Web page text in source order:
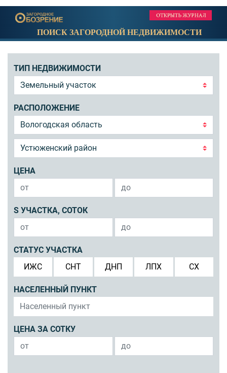
ПОИСК ЗАГОРОДНОЙ НЕДВИЖИМОСТИ
ТИП НЕДВИЖИМОСТИ
РАСПОЛОЖЕНИЕ
ЦЕНА
S УЧАСТКА, СОТОК
СТАТУС УЧАСТКА
ИЖС
СНТ ДНП ЛПХ СХ
НАСЕЛЕННЫЙ ПУНКТ
ЦЕНА ЗА СОТКУ